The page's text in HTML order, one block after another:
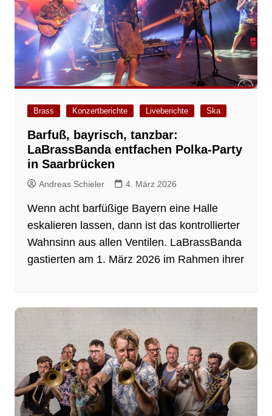
Brass Konzertberichte Liveberichte Ska
Barfuß, bayrisch, tanzbar:
LaBrassBanda entfachen Polka-Party
in Saarbrücken
Andreas Schieler 4. März 2026
Wenn acht barfüßige Bayern eine Halle
eskalieren lassen, dann ist das kontrollierter
Wahnsinn aus allen Ventilen. LaBrassBanda
gastierten am 1. März 2026 im Rahmen ihrer